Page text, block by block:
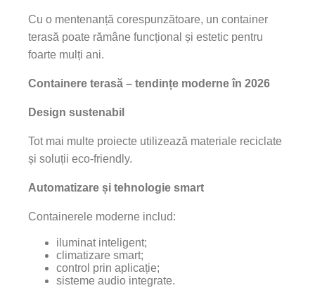
Cu o mentenanță corespunzătoare, un container
terasă poate rămâne funcțional și estetic pentru
foarte mulți ani.
Containere terasă – tendințe moderne în 2026
Design sustenabil
Tot mai multe proiecte utilizează materiale reciclate
și soluții eco-friendly.
Automatizare și tehnologie smart
Containerele moderne includ:
iluminat inteligent;
climatizare smart;
control prin aplicație;
sisteme audio integrate.